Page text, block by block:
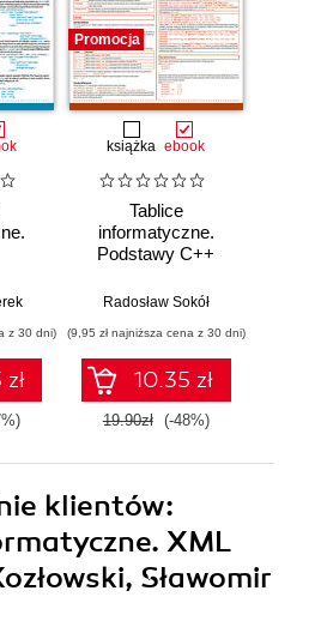
z 30 dni)
Promocja
książka ebook
Tablice
informatyczne.
Podstawy C++
Radosław Sokół
(9,95 zł najniższa cena z 30 dni)
10.35 zł
19.90zł (-48%)
klientów:
XML
Sławomir